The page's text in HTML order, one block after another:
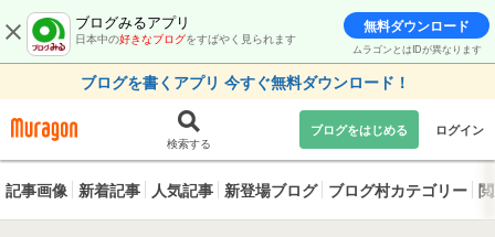
ブログみるアプリ
日本中の好きなブログをすばやく見られます
無料ダウンロード
ムラゴンとはIDが異なります
ブログを書くアプリ 今すぐ無料ダウンロード！
検索する
ブログをはじめる ログイン
記事画像 新着記事 人気記事 新登場ブログ ブログ村カテゴリー